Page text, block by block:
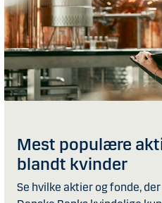
Mest populære
blandt kvinder
Se hvilke aktier og fonde,